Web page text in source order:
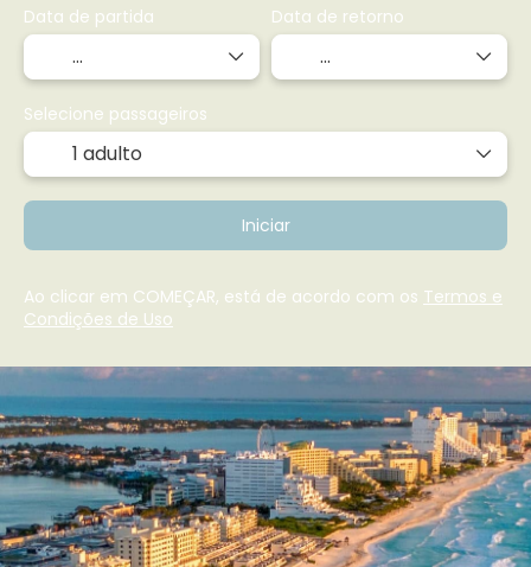
Data de partida Data de retorno
Selecione passageiros
1 adulto
Iniciar
Ao clicar em COMEÇAR, está de acordo com os Termos e
Condições de Uso